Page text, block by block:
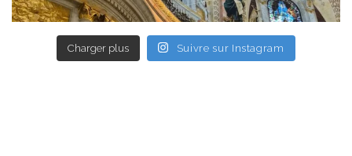
Charger plus Suivre sur Instagram